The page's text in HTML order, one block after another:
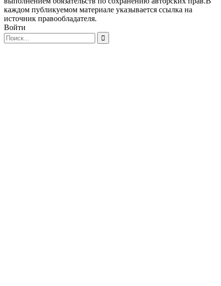
каждом публикуемом материале указывается ссылка на
источник правообладателя.
Войти